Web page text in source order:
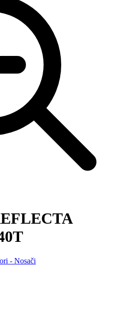
- Nosači